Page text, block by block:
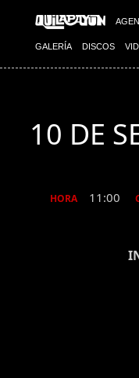
GALERÍA DISCOS
10 DE
HORA 11:00